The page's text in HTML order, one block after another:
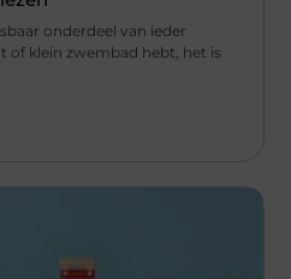
onderdeel van ieder
of klein zwembad hebt, het is